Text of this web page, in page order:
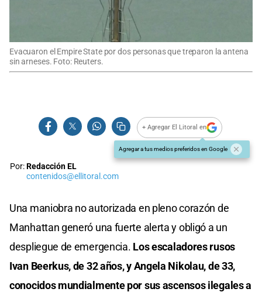
Evacuaron el Empire State por dos personas que treparon la antena
sin arneses. Foto: Reuters.
+ Agregar El Litoral en
Agregar a tus medios preferidos en Google
Por:Redacción EL
contenidos@ellitoral.com
Una maniobra no autorizada en pleno corazón de
Manhattan generó una fuerte alerta y obligó a un
despliegue de emergencia. Los escaladores rusos
Ivan Beerkus, de 32 años, y Angela Nikolau, de 33,
conocidos mundialmente por sus ascensos ilegales a